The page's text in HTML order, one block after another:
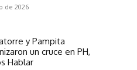
de 2026
y Pampita
un cruce en PH,
Hablar